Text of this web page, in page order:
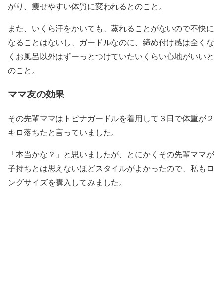
がり、痩せやすい体質に変われるとのこと。
また、いくら汗をかいても、蒸れることがないので不快に
なることはないし、ガードルなのに、締め付け感は全くな
くお風呂以外はずーっとつけていたいくらい心地がいいと
のこと。
ママ友の効果
その先輩ママはトピナガードルを着用して３日で体重が２
キロ落ちたと言っていました。
「本当かな？」と思いましたが、とにかくその先輩ママが
子持ちとは思えないほどスタイルがよかったので、私もロ
ングサイズを購入してみました。